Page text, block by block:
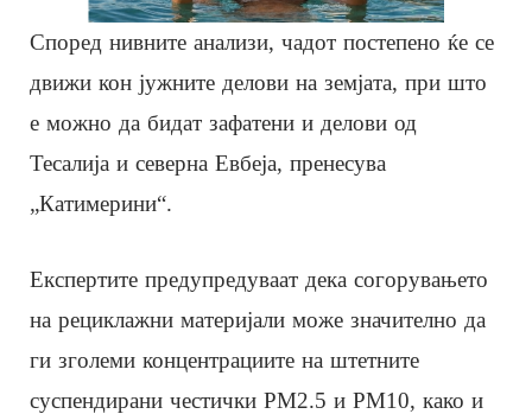
Според нивните анализи, чадот постепено ќе се
движи кон јужните делови на земјата, при што
е можно да бидат зафатени и делови од
Тесалија и северна Евбеја, пренесува
„Катимерини“.
Експертите предупредуваат дека согорувањето
на рециклажни материјали може значително да
ги зголеми концентрациите на штетните
суспендирани честички PM2.5 и PM10, како и